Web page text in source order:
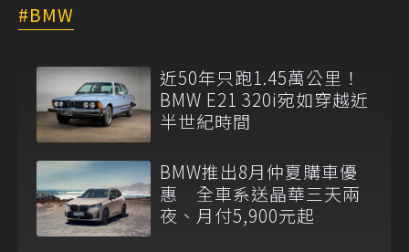
BMW
近50年只跑1.45萬公里！
BMW E21 320i宛如穿越近
半世紀時間
BMW推出8月仲夏購車優
惠 全車系送晶華三天兩
夜、月付5,900元起